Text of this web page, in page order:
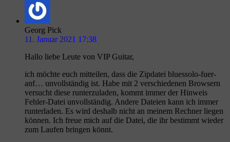
Georg Pick
11. Januar 2021 17:38
Hallo liebe Leute von VIP Guitar,
ich möchte euch mitteilen, dass die Zipdatei bluessolo-fuer-
anf… unvollständig ist. Habe mit 2 verschiedenen Browsern
versucht diese runterzuladen, kommt immer der Hinweis
Fehler-Datei unvollständig. Andere Dateien kann ich immer
runterladen. Es wird deshalb nicht an meinem Rechner liegen
können. Ich freue mich auf die Datei, die ihr bestimmt wieder
zum Laufen bringen könnt.